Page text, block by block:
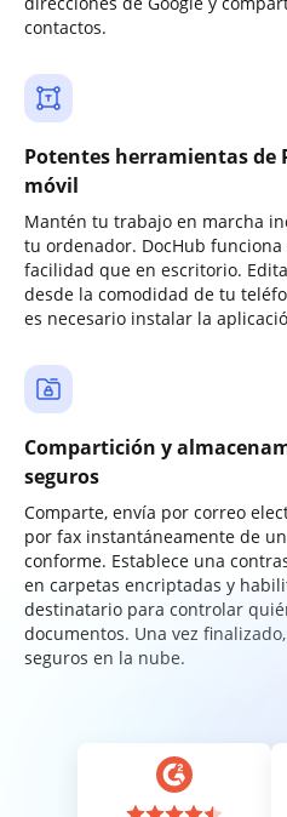
contactos.
Potentes herramientas de
móvil
Mantén tu trabajo en marcha
tu ordenador. DocHub
facilidad que en escritorio.
desde la comodidad de tu
es necesario instalar la
Compartición y
seguros
Comparte, envía por correo
por fax instantáneamente de
conforme. Establece una
en carpetas encriptadas y
destinatario para controlar
documentos. Una vez
seguros en la nube.